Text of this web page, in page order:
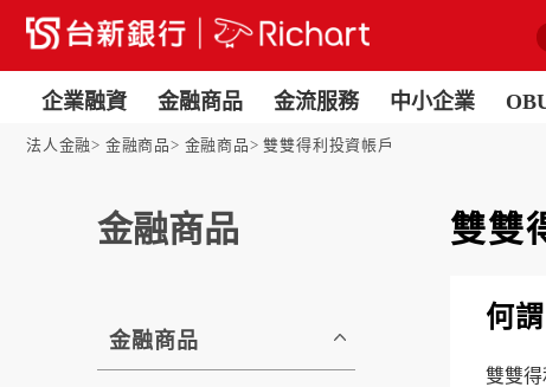
企業融資 金融商品 金流服務 中小企業
法人金融 金融商品 金融商品 雙雙得利投資帳戶
金融商品
金融商品
雙雙
何
雙雙